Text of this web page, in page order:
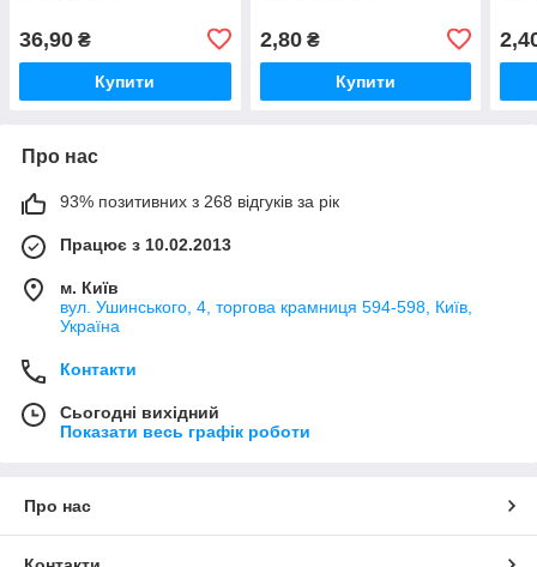
36,90 ₴
Купити
2,80₴
Купити
Про нас
93% позитивних з 268 відгуків за рік
Працює з 10.02.2013
м. Київ
вул. Ушинського, 4, торгова крамниця 594-598, Київ,
Україна
Контакти
Сьогодні вихідний
Показати весь графік роботи
Про нас